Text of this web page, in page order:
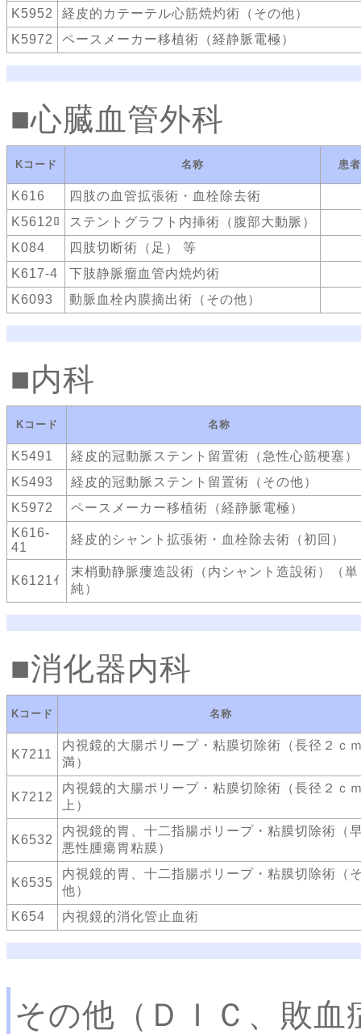
K5952
経皮的カテーテル心筋焼灼術（その他）
K5972
ペースメーカー移植術（経静脈電極）
心臓血管外科
Kコード 名称 患
K616
四肢の血管拡張術・血栓除去術
K5612ﾛ
ステントグラフト内挿術（腹部大動脈）
K084
四肢切断術（足） 等
K617-4
下肢静脈瘤血管内焼灼術
K6093
動脈血栓内膜摘出術（その他）
内科
Kコード 名称
K5491
経皮的冠動脈ステント留置術（急性心筋梗塞）
K5493
経皮的冠動脈ステント留置術（その他）
K5972
ペースメーカー移植術（経静脈電極）
K616-
41
経皮的シャント拡張術・血栓除去術（初回）
K6121ｲ
末梢動静脈瘻造設術（内シャント造設術）（単
純）
消化器内科
Kコード 名称
K7211
内視鏡的大腸ポリープ・粘膜切除術（長径２ｃ
満）
K7212
内視鏡的大腸ポリープ・粘膜切除術（長径２ｃ
上）
K6532
内視鏡的胃、十二指腸ポリープ・粘膜切除術（
悪性腫瘍胃粘膜）
K6535
内視鏡的胃、十二指腸ポリープ・粘膜切除術（
他）
K654
内視鏡的消化管止血術
その他（ＤＩＣ、敗